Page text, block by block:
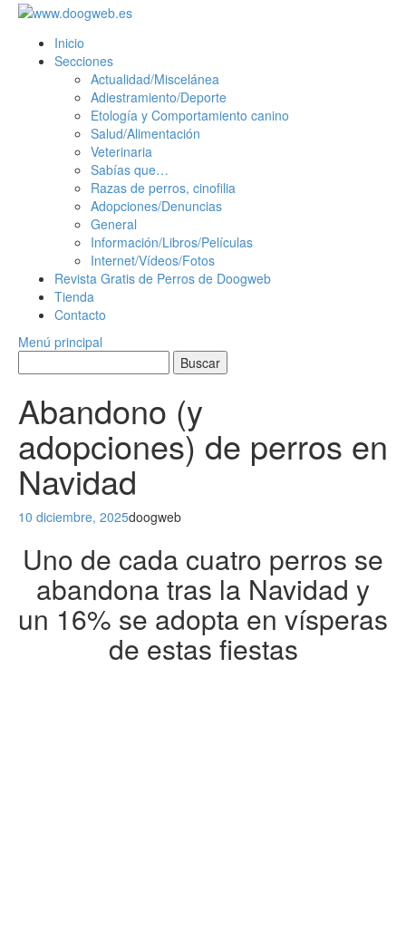
Saltar
contenido Inicio
Secciones
Actualidad/Miscelánea
Adiestramiento/Deporte
Etología y Comportamiento canino
Salud/Alimentación
Veterinaria
Sabías que…
Razas de perros, cinofilia
Adopciones/Denuncias
General
Información/Libros/Películas
Internet/Vídeos/Fotos
Revista Gratis de Perros de Doogweb
Tienda
Contacto
Menú principal
Abandono (y
adopciones) de perros en
Navidad
10 diciembre, 2025doogweb
Uno de cada cuatro perros se
abandona tras la Navidad y
un 16% se adopta en vísperas
de estas fiestas